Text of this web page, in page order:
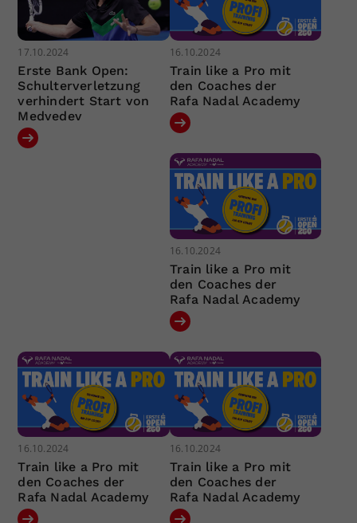
17.10.2024
Erste Bank Open:
Schulterverletzung
verhindert Start von
Medvedev
16.10.2024
Train like a Pro mit
den Coaches der
Rafa Nadal Academy
16.10.2024
Train like a Pro mit
den Coaches der
Rafa Nadal Academy
16.10.2024
Train like a Pro mit
den Coaches der
Rafa Nadal Academy
16.10.2024
Train like a Pro mit
den Coaches der
Rafa Nadal Academy